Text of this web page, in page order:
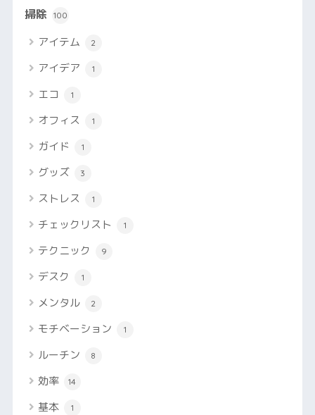
掃除 100
アイテム 2
アイデア 1
エコ 1
オフィス 1
ガイド 1
グッズ 3
ストレス 1
チェックリスト 1
テクニック 9
デスク 1
メンタル 2
モチベーション 1
ルーチン 8
効率 14
基本 1